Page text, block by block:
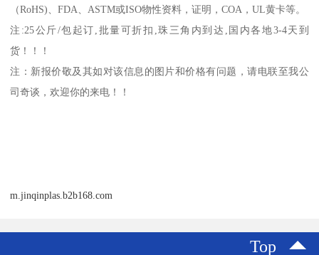
（RoHS) 、FDA ASTM或ISO物性资料，证明，COA ，UL黄卡等。
注 :25公斤/包起订 批量可折扣 珠三角内到达 国内各地3-4天到
货！！！
注：新报价敬及其如对该信息的图片和价格有问题，请电联至我公
司奇谈，欢迎你的来电！！
m.jinqinplas.b2b168.com
Top